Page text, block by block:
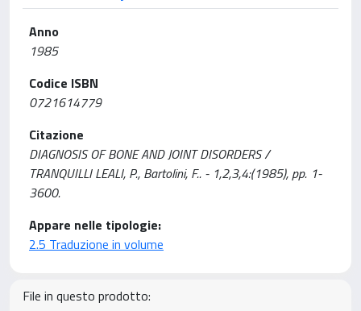
Anno
1985
Codice ISBN
0721614779
Citazione
DIAGNOSIS OF BONE AND JOINT DISORDERS /
TRANQUILLI LEALI, P., Bartolini, F.. - 1,2,3,4:(1985), pp. 1-
3600.
Appare nelle tipologie:
2.5 Traduzione in volume
File in questo prodotto: